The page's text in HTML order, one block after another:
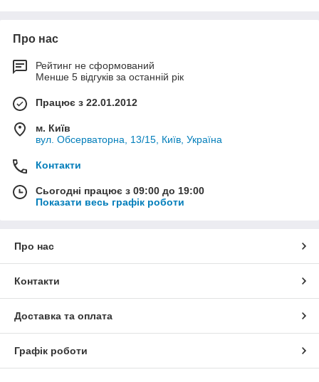
Про нас
Рейтинг не сформований
Менше 5 відгуків за останній рік
Працює з 22.01.2012
м. Київ
вул. Обсерваторна, 13/15, Київ, Україна
Контакти
Сьогодні працює з 09:00 до 19:00
Показати весь графік роботи
Про нас
Контакти
Доставка та оплата
Графік роботи